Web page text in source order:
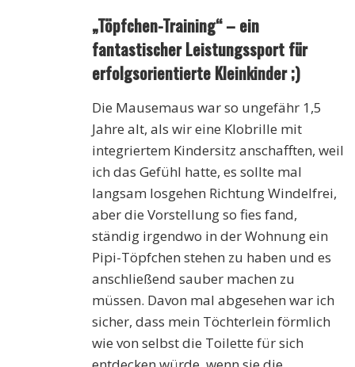
„Töpfchen-Training“ – ein
fantastischer Leistungssport für
erfolgsorientierte Kleinkinder ;)
Die Mausemaus war so ungefähr 1,5
Jahre alt, als wir eine Klobrille mit
integriertem Kindersitz anschafften, weil
ich das Gefühl hatte, es sollte mal
langsam losgehen Richtung Windelfrei,
aber die Vorstellung so fies fand,
ständig irgendwo in der Wohnung ein
Pipi-Töpfchen stehen zu haben und es
anschließend sauber machen zu
müssen. Davon mal abgesehen war ich
sicher, dass mein Töchterlein förmlich
wie von selbst die Toilette für sich